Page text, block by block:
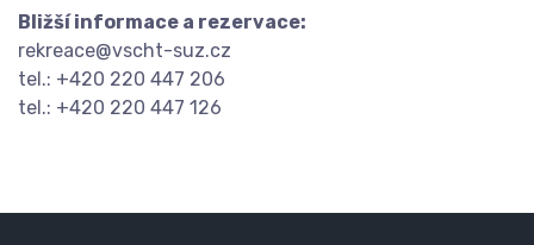
Bližší informace a rezervace:
rekreace@vscht-suz.cz
tel.: +420 220 447 206
tel.: +420 220 447 126